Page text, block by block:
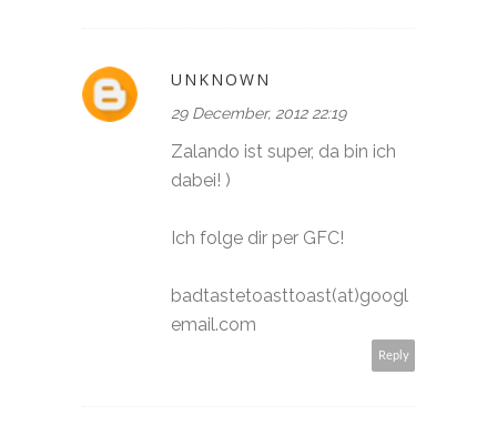
UNKNOWN
29 December, 2012 22:19
Zalando ist super, da bin ich
dabei! )
Ich folge dir per GFC!
badtastetoasttoast(at)googl
email.com
Reply